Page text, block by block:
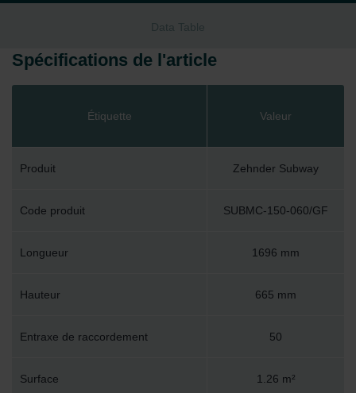
Data Table
Spécifications de l'article
Étiquette Valeur
Produit Zehnder Subway
Code produit SUBMC-150-060/GF
Longueur 1696 mm
Hauteur 665 mm
Entraxe de raccordement 50
Surface 1.26 m²